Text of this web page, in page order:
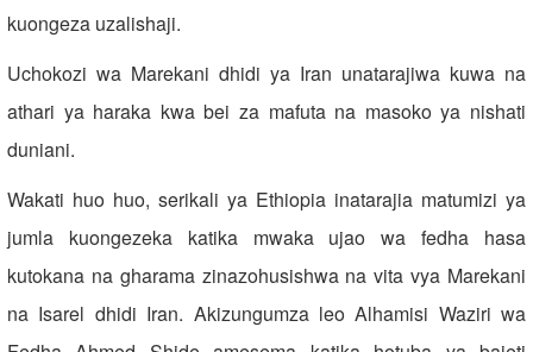
kuongeza uzalishaji.
Uchokozi wa Marekani dhidi ya Iran unatarajiwa kuwa na
athari ya haraka kwa bei za mafuta na masoko ya nishati
duniani.
Wakati huo huo, serikali ya Ethiopia inatarajia matumizi ya
jumla kuongezeka katika mwaka ujao wa fedha hasa
kutokana na gharama zinazohusishwa na vita vya Marekani
na Isarel dhidi Iran. Akizungumza leo Alhamisi Waziri wa